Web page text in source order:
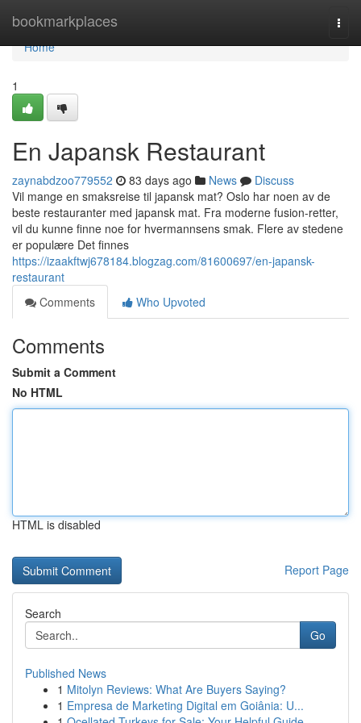
bookmarkplaces
Home
Home
1
En Japansk Restaurant
zaynabdzoo779552 83 days ago News
Discuss
Vil mange en smaksreise til japansk mat? Oslo har noen av de
beste restauranter med japansk mat. Fra moderne fusion-retter,
vil du kunne finne noe for hvermannsens smak. Flere av stedene
er populære Det finnes
https://izaakftwj678184.blogzag.com/81600697/en-japansk-
restaurant
Comments
Who Upvoted
Comments
Submit a Comment
No HTML
HTML is disabled
Report Page
Search
Go
Published News
1 Mitolyn Reviews: What Are Buyers Saying?
1 Empresa de Marketing Digital em Goiânia: U...